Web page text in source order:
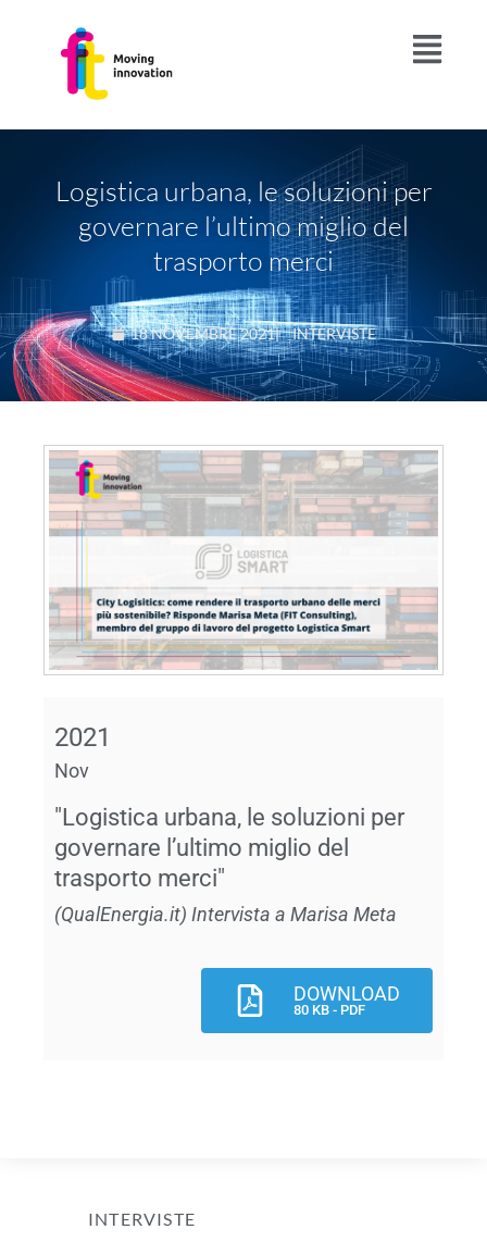
Logistica urbana, le soluzioni per
governare l’ultimo miglio del
trasporto merci
18 NOVEMBRE 2021|INTERVISTE
2021
Nov
"Logistica urbana, le soluzioni per
governare l’ultimo miglio del
trasporto merci"
(QualEnergia.it) Intervista a Marisa Meta
DOWNLOAD
80 KB - PDF
INTERVISTE